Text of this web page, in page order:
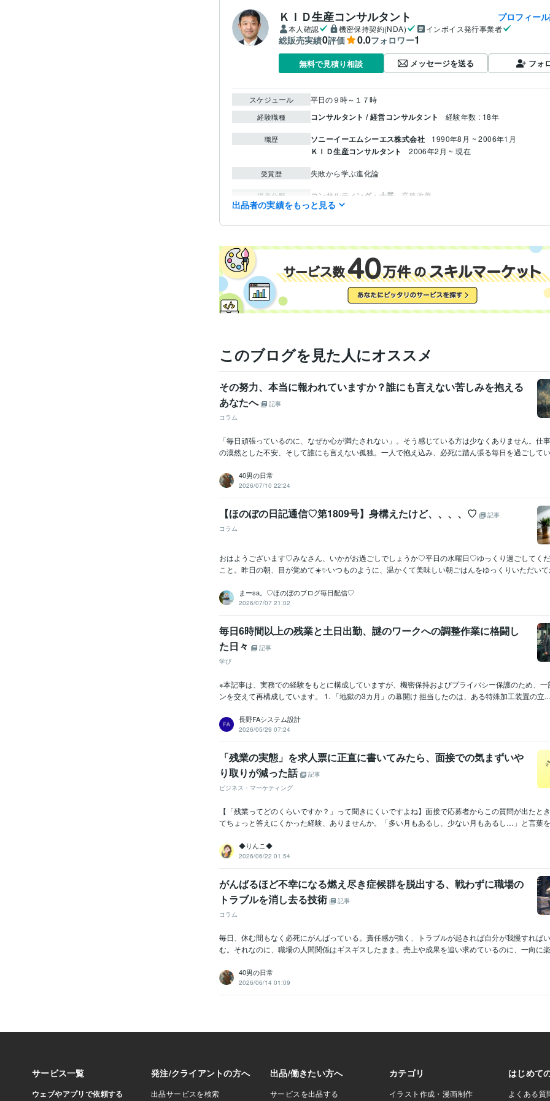
ＫＩＤ生産コンサルタント プロフィー
本人確認 機密保持契約(NDA) インボイス発行事業者
総販売実績0評価 0.0フォロワー1
無料で見積り相談 メッセージを送る フォ
スケジュール 平日の９時～１７時
経験職種 コンサルタント / 経営コンサルタント 経験年数 : 18年
職歴 ソニーイーエムシーエス株式会社 1990年8月 ~ 2006年1月
ＫＩＤ生産コンサルタント 2006年2月 ~ 現在
受賞歴 失敗から学ぶ進化論
得意分野 コンサルティング・士業 業務改善
コンサルティング・士業
出品者の実績をもっと見る
このブログを見た人にオススメ
その努力、本当に報われていますか？誰にも言えない苦しみを抱える
あなたへ
記事
コラム
「毎日頑張っているのに、なぜか心が満たされない」。そう感じている方は少なくありません。仕
の漠然とした不安、そして誰にも言えない孤独。一人で抱え込み、必死に踏ん張る毎日を過ごして
40男の日常
2026/07/10 22:24
【ほのぼの日記通信♡第1809号】身構えたけど、、、、♡
記事
コラム
おはようございます♡みなさん、いかがお過ごしでしょうか♡平日の水曜日♡ゆっくり過ごしてく
こと。昨日の朝、目が覚めて☀️✨いつものように、温かくて美味しい朝ごはんをゆっくりいただい
まーsa。♡ほのぼのブログ毎日配信♡
2026/07/07 21:02
毎日6時間以上の残業と土日出勤、謎のワークへの調整作業に格闘し
た日々
記事
学び
※本記事は、実務での経験をもとに構成していますが、機密保持およびプライバシー保護のため、
ンを交えて再構成しています。 1. 「地獄の3カ月」の幕開け 担当したのは、ある特殊加工装置の立...
長野FAシステム設計
2026/05/29 07:24
「残業の実態」を求人票に正直に書いてみたら、面接での気まずいや
り取りが減った話
記事
ビジネス・マーケティング
【「残業ってどのくらいですか？」って聞きにくいですよね】面接で応募者からこの質問が出たと
てちょっと答えにくかった経験、ありませんか。「多い月もあるし、少ない月もあるし…」と言葉
◆りんこ◆
2026/06/22 01:54
がんばるほど不幸になる燃え尽き症候群を脱出する、戦わずに職場の
トラブルを消し去る技術
記事
コラム
毎日、休む間もなく必死にがんばっている。責任感が強く、トラブルが起きれば自分が我慢すれば
む。それなのに、職場の人間関係はギスギスしたまま。売上や成果を追い求めているのに、一向に
40男の日常
2026/06/14 01:09